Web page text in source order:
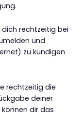
dich rechtzeitig bei
und
zu kündigen
rechtzeitig die
deiner
dir das